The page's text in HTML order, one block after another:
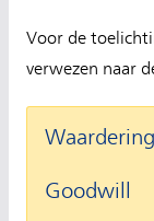
Voor de
verwezen naar
Goodwill